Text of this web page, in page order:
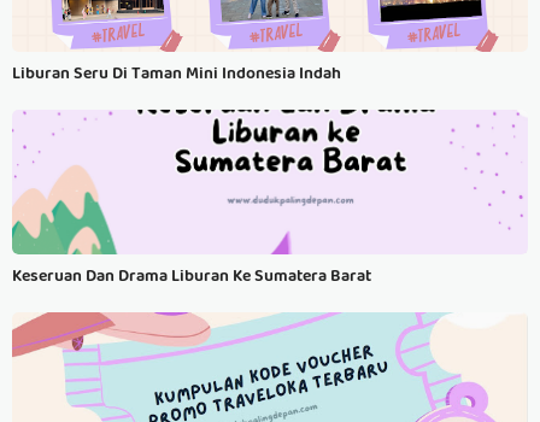
Liburan Seru Di Taman Mini Indonesia Indah
Keseruan Dan Drama Liburan Ke Sumatera Barat